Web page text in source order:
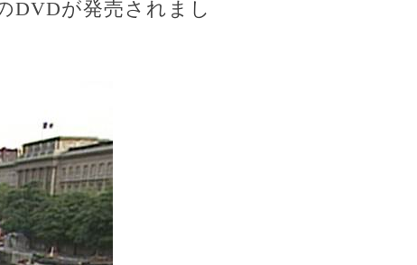
DVDが発売されまし